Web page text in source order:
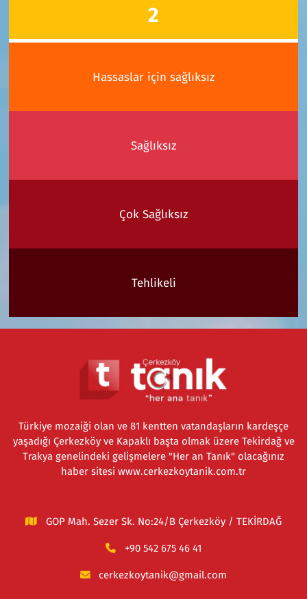
2
Hassaslar için sağlıksız
Sağlıksız
Çok Sağlıksız
Tehlikeli
Türkiye mozaiği olan ve 81 kentten vatandaşların kardeşçe
yaşadığı Çerkezköy ve Kapaklı başta olmak üzere Tekirdağ ve
Trakya genelindeki gelişmelere "Her an Tanık" olacağınız
haber sitesi www.cerkezkoytanik.com.tr
GOP Mah. Sezer Sk. No:24/B Çerkezköy / TEKİRDAĞ
+90 542 675 46 41
cerkezkoytanik@gmail.com